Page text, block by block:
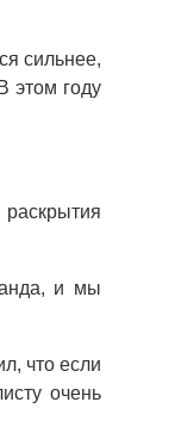
сильнее,
этом году
и мы
что если
очень